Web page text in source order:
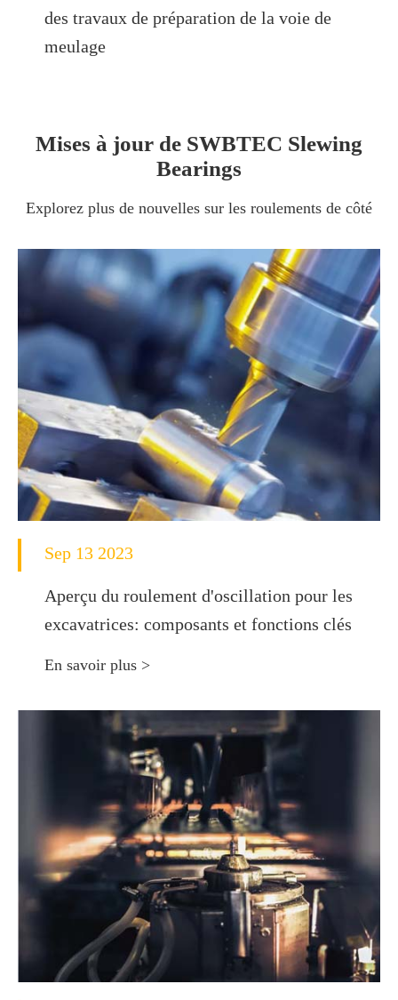
des travaux de préparation de la voie de
meulage
Mises à jour de SWBTEC Slewing
Bearings
Explorez plus de nouvelles sur les roulements de côté
Sep 13 2023
Aperçu du roulement d'oscillation pour les
excavatrices: composants et fonctions clés
En savoir plus >